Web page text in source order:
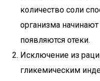
количество соли
организма
появляются отеки.
Исключение из
гликемическим